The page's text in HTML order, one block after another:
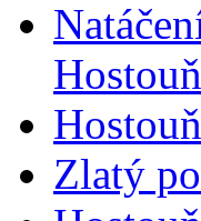
Zlatý